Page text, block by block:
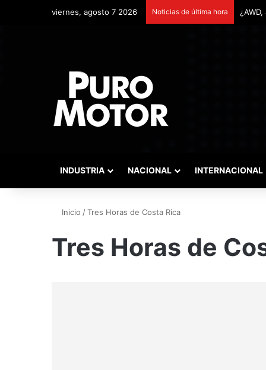
viernes, agosto 7 2026 Noticias de última hora
INDUSTRIA NACIONAL INTERNACIONAL
Inicio /Tres Horas de Costa Rica
Tres Horas de